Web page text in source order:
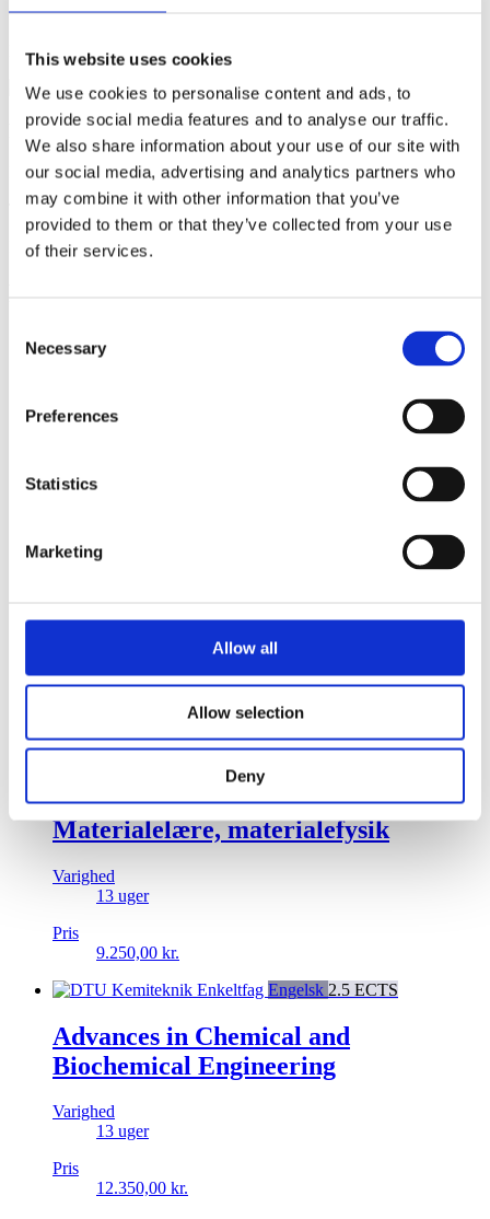
This website uses cookies
We use cookies to personalise content and ads, to
provide social media features and to analyse our traffic.
We also share information about your use of our site with
our social media, advertising and analytics partners who
may combine it with other information that you’ve
provided to them or that they’ve collected from your use
of their services.
Selection
Necessary
Preferences
Statistics
Marketing
Allow all
Allow selection
Deny
KontaktKerstin Skovgaard
E-mail:
kesk@dtu.dk
Praktiske spørgsmål (fx tilmelding)?
Kontakt DTU Learn for Life
Telefon:(+45) 45 25 45 25
E-mail:learnforlife@dtu.dk
Pris
Technical Science
17 - 22 August 2026
12.350,00kr.
EnkeltfagDansk
Materialelære, materialefysik
Varighed
13 uger
Pris
9.250,00 kr.
Enkeltfag Engelsk 2.5 ECTS
Advances in Chemical and
Biochemical Engineering
Varighed
13 uger
Pris
12.350,00 kr.